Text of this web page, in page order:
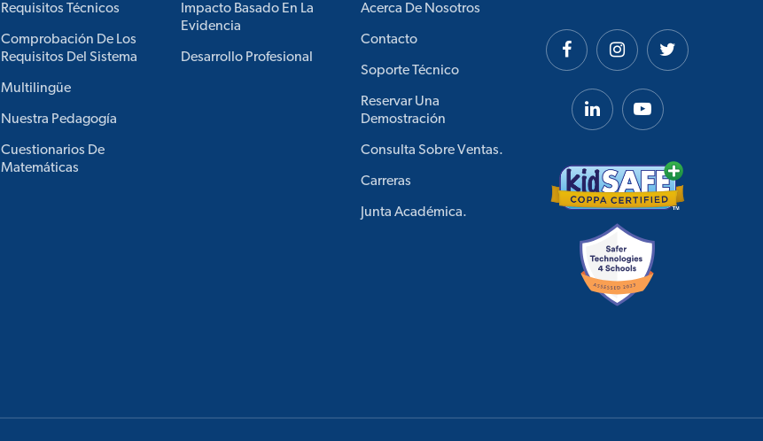
Requisitos Técnicos
Comprobación De Los
Requisitos Del Sistema
Multilingüe
Nuestra Pedagogía
Cuestionarios De
Matemáticas
Impacto Basado En La
Evidencia
Desarrollo Profesional
Acerca De Nosotros
Contacto
Soporte Técnico
Reservar Una
Demostración
Consulta Sobre Ventas.
Carreras
Junta Académica.